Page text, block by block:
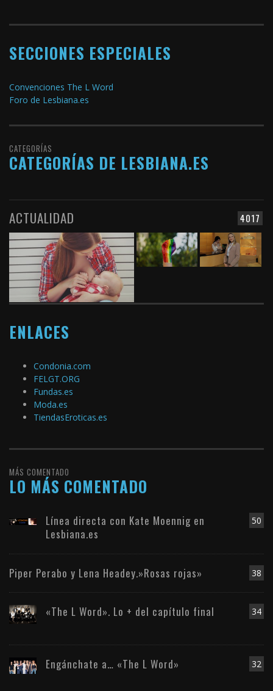
SECCIONES ESPECIALES
Convenciones The L Word
Foro de Lesbiana.es
CATEGORÍAS
CATEGORÍAS DE LESBIANA.ES
4017
ACTUALIDAD
ENLACES
Condonia.com
FELGT.ORG
Fundas.es
Moda.es
TiendasEroticas.es
MÁS COMENTADO
LO MÁS COMENTADO
50
Línea directa con Kate Moennig en
Lesbiana.es
38
Piper Perabo y Lena Headey.»Rosas rojas»
34
«The L Word». Lo + del capítulo final
32
Engánchate a… «The L Word»